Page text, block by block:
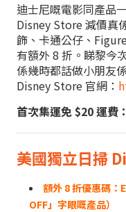
迪士尼嘅電影同產品
Disney Store 減價真
飾、卡通公仔、
有額外 8 折。睇黎今
係幾時都話做小朋友
Disney Store 官網：
首次集運免 $20 運費：
美國獨立日掃
額外 8 折優惠碼：
OFF」字眼嘅產品）